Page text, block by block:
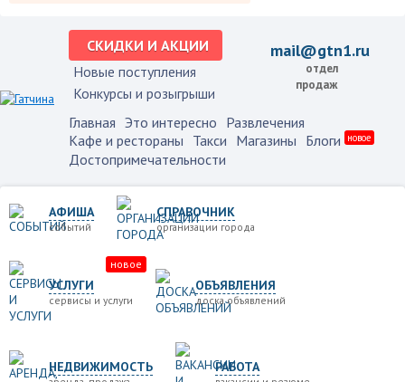
СКИДКИ И АКЦИИ
Новые поступления
Конкурсы и розыгрыши
mail@gtn1.ru
отдел
продаж
Главная Это интересно Развлечения
Кафе и рестораны Такси Магазины Блоги новое
Достопримечательности
АФИША
событий
СПРАВОЧНИК
организации города
УСЛУГИ
сервисы и услуги
новое
ОБЪЯВЛЕНИЯ
доска объявлений
НЕДВИЖИМОСТЬ РАБОТА